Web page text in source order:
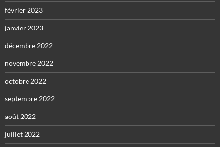
février 2023
janvier 2023
décembre 2022
novembre 2022
octobre 2022
septembre 2022
août 2022
juillet 2022